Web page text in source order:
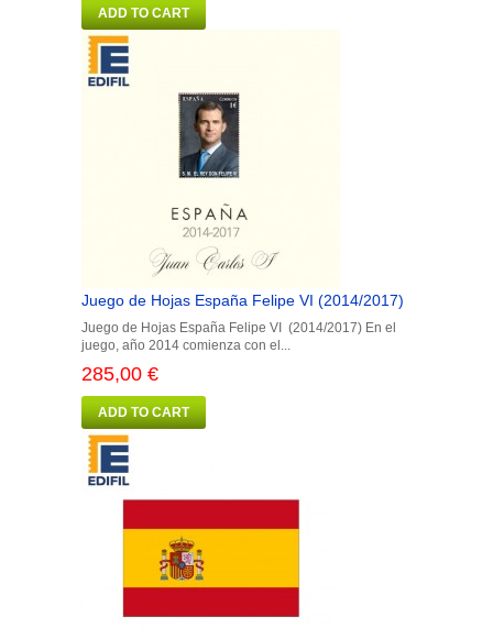
ADD TO CART
Juego de Hojas España Felipe VI (2014/2017)
Juego de Hojas España Felipe VI (2014/2017) En el
juego, año 2014 comienza con el...
285,00 €
ADD TO CART